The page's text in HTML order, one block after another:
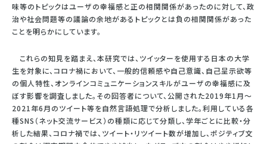
味等のトピックはユーザの幸福感と正の相関関係があったのに対して、政
治や社会問題等の議論の余地があるトピックとは負の相関関係があった
ことを明らかにしています。
これらの知見を踏まえ、本研究では、ツイッターを使用する日本の大学
生を対象に、コロナ禍において、一般的信頼感や自己意識、自己呈示欲等
の個人特性、オンラインコミュニケーションスキルがユーザの幸福感に及
ぼす影響を調査しました。その回答者について、公開された2019年1月～
2021年6月のツイート等を自然言語処理で分析しました。利用している各
種SNS（ネット交流サービス）の種類に応じて分類し、学年ごとに比較・分
析した結果、コロナ禍では、ツイート・リツイート数が増加し、ポジティブ文